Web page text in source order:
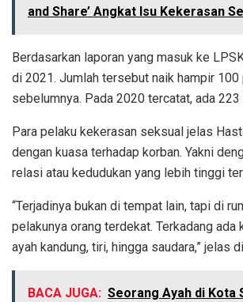
and Share’ Angkat Isu Kekerasan
Berdasarkan laporan yang masuk ke
di 2021. Jumlah tersebut naik hampir 100
sebelumnya. Pada 2020 tercatat, ada 223
Para pelaku kekerasan seksual jelas
dengan kuasa terhadap korban. Yakni
relasi atau kedudukan yang lebih tinggi
“Terjadinya bukan di tempat lain, tapi di
pelakunya orang terdekat. Terkadang ada
ayah kandung, tiri, hingga saudara,” jelas
BACA JUGA: Seorang Ayah di Kota